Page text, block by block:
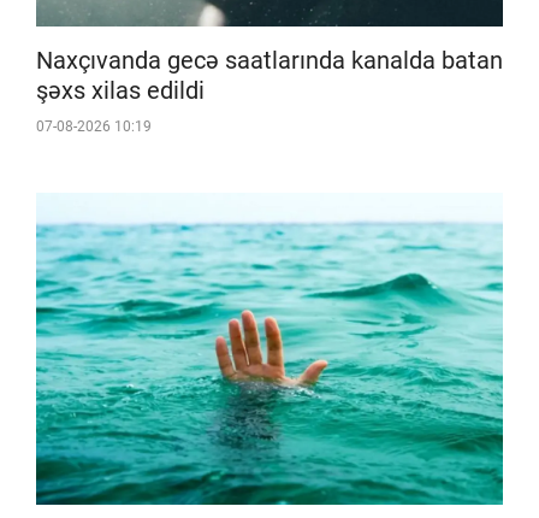
Naxçıvanda gecə saatlarında kanalda batan
şəxs xilas edildi
07-08-2026 10:19